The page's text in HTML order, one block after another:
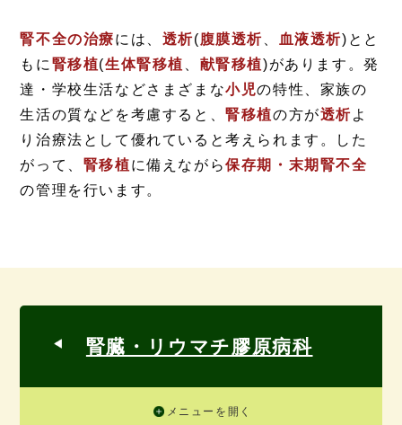
腎不全の治療には、 透析(腹膜透析 血液透析)とと
もに 腎移植(生体腎移植 献腎移植)があります。発
達・学校生活などさまざまな小児の特性、家族の
生活の質などを考慮すると、腎移植の方が透析よ
り治療法として優れていると考えられます。した
がって、 腎移植に備えながら保存期・末期腎不全
の管理を行います。
腎臓・リウマチ膠原病科
メニューを開く